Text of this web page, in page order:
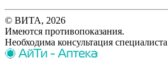
© ВИТА, 2026
Имеются противопоказания.
Необходима консультация специалиста